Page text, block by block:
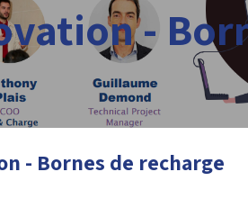
-
- Bornes de recharge